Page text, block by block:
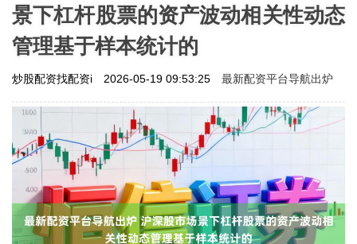
景下杠杆股票的资产波动相关性动态
管理基于样本统计的
炒股配资找配资i 2026-05-19 09:53:25 最新配资平台导航出炉